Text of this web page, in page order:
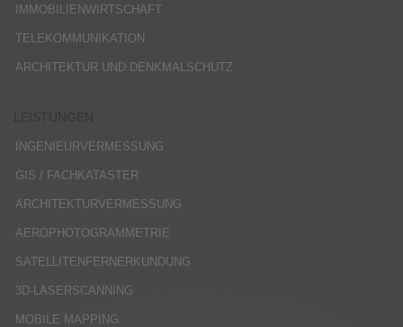
IMMOBILIENWIRTSCHAFT
TELEKOMMUNIKATION
ARCHITEKTUR UND DENKMALSCHUTZ
INGENIEURVERMESSUNG
GIS / FACHKATASTER
ARCHITEKTURVERMESSUNG
AEROPHOTOGRAMMETRIE
SATELLITENFERNERKUNDUNG
3D-LASERSCANNING
MOBILE MAPPING